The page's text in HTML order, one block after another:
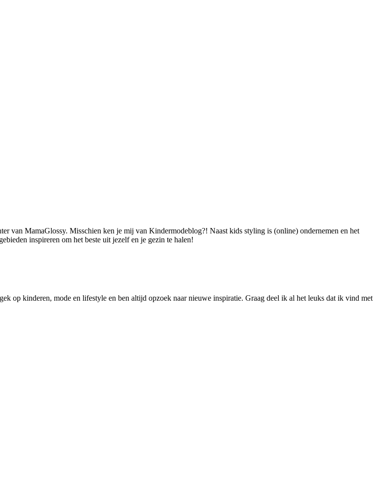
van MamaGlossy. Misschien ken je mij van Kindermodeblog?! Naast kids styling is (online) ondernemen en het
inspireren om het beste uit jezelf en je gezin te halen!
op kinderen, mode en lifestyle en ben altijd opzoek naar nieuwe inspiratie. Graag deel ik al het leuks dat ik vind met